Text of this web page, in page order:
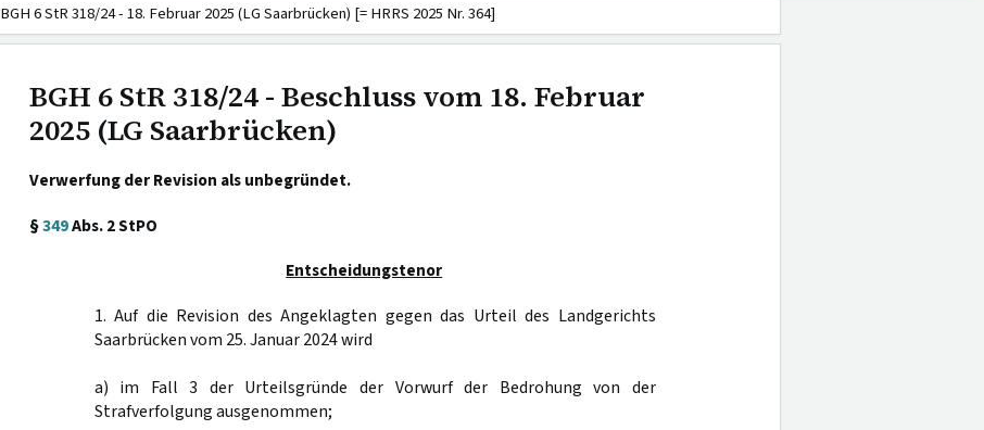
BGH 6 StR 318/24 - 18. Februar 2025 (LG Saarbrücken) [= HRRS 2025 Nr. 364]
BGH 6 StR 318/24 - Beschluss vom 18. Februar
2025 (LG Saarbrücken)
Verwerfung der Revision als unbegründet.
§349Abs. 2 StPO
Entscheidungstenor
1. Auf die Revision des Angeklagten gegen das Urteil des Landgerichts
Saarbrücken vom 25. Januar 2024 wird
a) im Fall 3 der Urteilsgründe der Vorwurf der Bedrohung von der
Strafverfolgung ausgenommen;